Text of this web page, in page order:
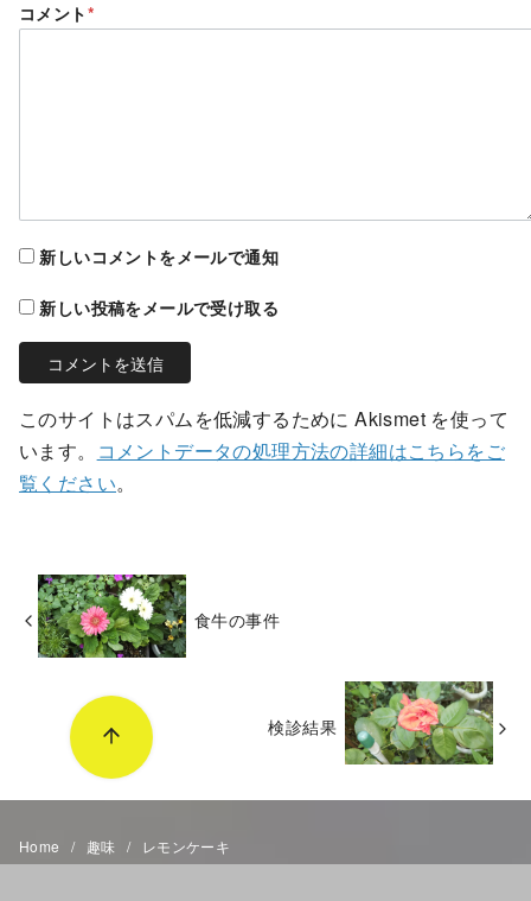
コメント*
新しいコメントをメールで通知
新しい投稿をメールで受け取る
このサイトはスパムを低減するために Akismet を使って
います。
コメントデータの処理方法の詳細はこちらをご
覧ください。
食牛の事件
検診結果
Home 趣味 レモンケーキ